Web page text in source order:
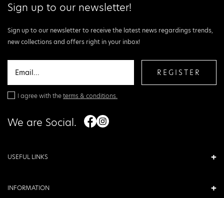
Sign up to our newsletter!
Sign up to our newsletter to receive the latest news regardings trends,
new collections and offers right in your inbox!
REGISTER
I agree with theterms & conditions.
We are Social.
USEFUL LINKS
INFORMATION